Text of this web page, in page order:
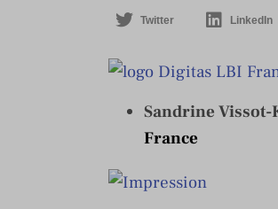
Twitter LinkedIn
Sandrine
France